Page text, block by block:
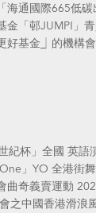
海通國際665低碳
金「邨JUMP!」
好基金⏌的機構
紀杯」全國 英語
」YO 全港街
奇義賣運動
之中國香港滑浪